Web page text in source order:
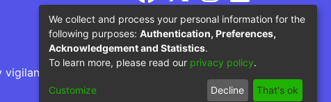
por parte del Ministerio de Educación
We collect and process your personal information for the
following purposes: Authentication, Preferences,
Acknowledgement and Statistics.
To learn more, please read our privacy policy.
Customize Decline That's ok